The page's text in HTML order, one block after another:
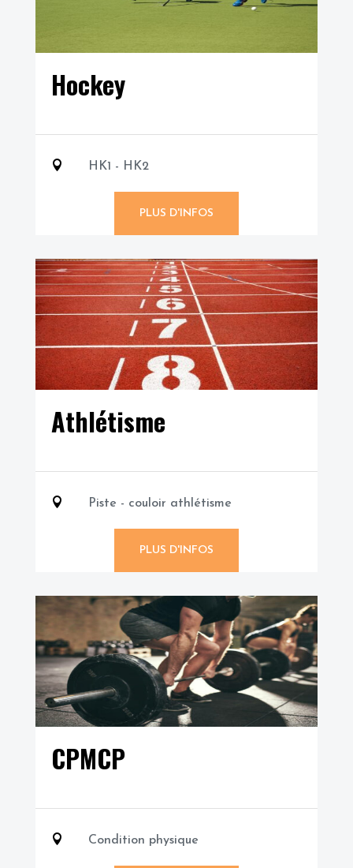
Hockey
 HK1 - HK2
PLUS D'INFOS
Athlétisme
 Piste - couloir athlétisme
PLUS D'INFOS
CPMCP
 Condition physique